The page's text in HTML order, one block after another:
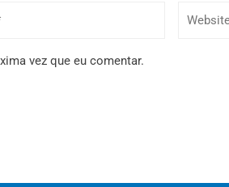
vez que eu comentar.